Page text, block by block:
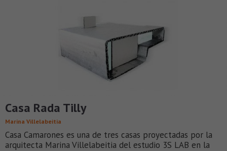
Casa Rada Tilly
Marina Villelabeitia
Casa Camarones es una de tres casas proyectadas por la
arquitecta Marina Villelabeitia del estudio 3S LAB en la